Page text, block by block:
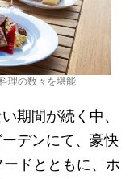
理の数々を堪能
期間が続く中、
デンにて、豪快
ドとともに、ホ